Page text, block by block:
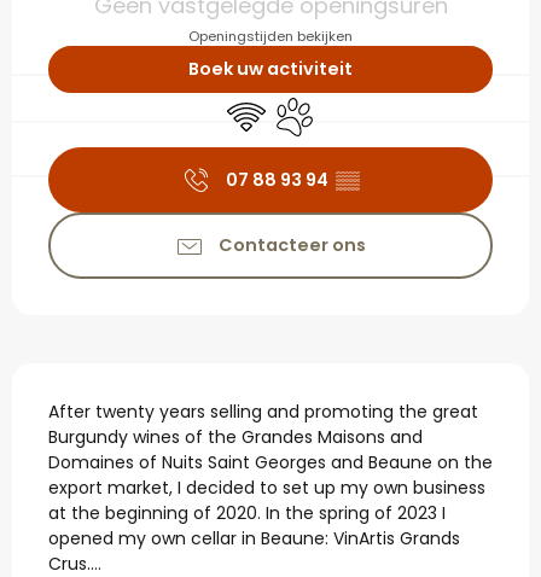
Openingstijden bekijken
Boek uw activiteit
Wifi
Dieren toegelaten
07 88 93 94 ▒▒
Contacteer ons
Beschrijving
After twenty years selling and promoting the great
Burgundy wines of the Grandes Maisons and
Domaines of Nuits Saint Georges and Beaune on the
export market, I decided to set up my own business
at the beginning of 2020. In the spring of 2023 I
opened my own cellar in Beaune: VinArtis Grands
Crus....